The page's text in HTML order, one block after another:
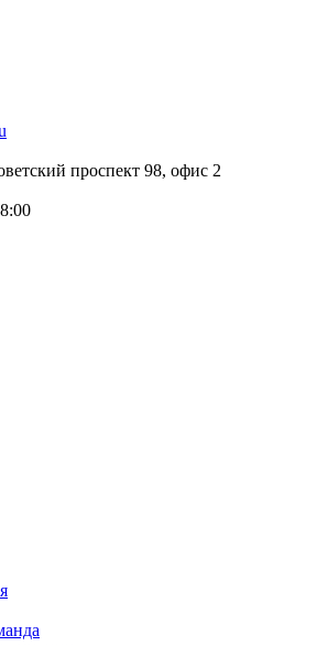
проспект 98, офис 2